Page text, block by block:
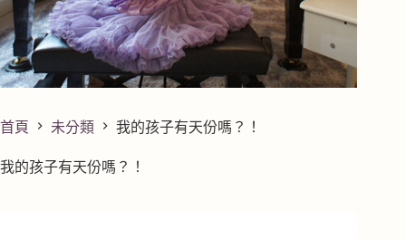
首頁 未分類 我的孩子有天份嗎？！
我的孩子有天份嗎？！